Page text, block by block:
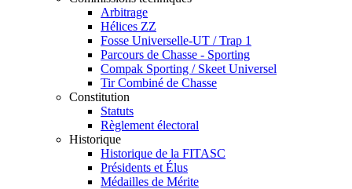
Arbitrage
Hélices ZZ
Fosse Universelle-UT / Trap 1
Parcours de Chasse - Sporting
Compak Sporting / Skeet Universel
Tir Combiné de Chasse
Constitution
Statuts
Règlement électoral
Historique
Historique de la FITASC
Présidents et Élus
Médailles de Mérite